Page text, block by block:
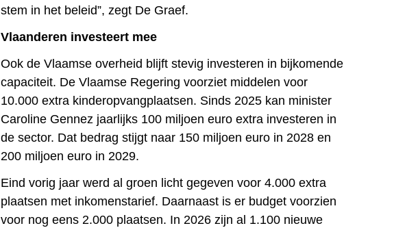
stem in het beleid”, zegt De Graef.
Vlaanderen investeert mee
Ook de Vlaamse overheid blijft stevig investeren in bijkomende
capaciteit. De Vlaamse Regering voorziet middelen voor
10.000 extra kinderopvangplaatsen. Sinds 2025 kan minister
Caroline Gennez jaarlijks 100 miljoen euro extra investeren in
de sector. Dat bedrag stijgt naar 150 miljoen euro in 2028 en
200 miljoen euro in 2029.
Eind vorig jaar werd al groen licht gegeven voor 4.000 extra
plaatsen met inkomenstarief. Daarnaast is er budget voorzien
voor nog eens 2.000 plaatsen. In 2026 zijn al 1.100 nieuwe